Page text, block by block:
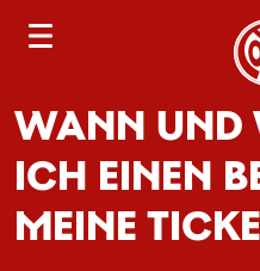
WANN UND
ICH EINEN
MEINE